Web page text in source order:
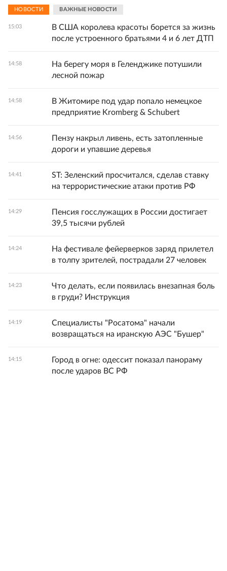
НОВОСТИ ВАЖНЫЕ НОВОСТИ
15:03
В США королева красоты борется за жизнь
после устроенного братьями 4 и 6 лет ДТП
14:58
На берегу моря в Геленджике потушили
лесной пожар
14:58
В Житомире под удар попало немецкое
предприятие Kromberg & Schubert
14:56
Пензу накрыл ливень, есть затопленные
дороги и упавшие деревья
14:41
ST: Зеленский просчитался, сделав ставку
на террористические атаки против РФ
14:29
Пенсия госслужащих в России достигает
39,5 тысячи рублей
14:24
На фестивале фейерверков заряд прилетел
в толпу зрителей, пострадали 27 человек
14:23
Что делать, если появилась внезапная боль
в груди? Инструкция
14:19
Специалисты "Росатома" начали
возвращаться на иранскую АЭС "Бушер"
14:15
Город в огне: одессит показал панораму
после ударов ВС РФ